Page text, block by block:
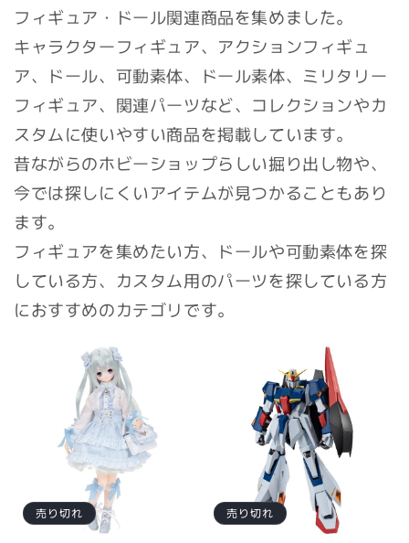
フィギュア・ドール関連商品を集めました。
キャラクターフィギュア、アクションフィギュ
ア、ドール、可動素体、ドール素体、ミリタリー
フィギュア、関連パーツなど、コレクションやカ
スタムに使いやすい商品を掲載しています。
昔ながらのホビーショップらしい掘り出し物や、
今では探しにくいアイテムが見つかることもあり
ます。
フィギュアを集めたい方、ドールや可動素体を探
している方、カスタム用のパーツを探している方
におすすめのカテゴリです。
売り切れ 売り切れ